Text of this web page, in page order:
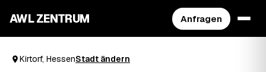
AWL ZENTRUM Anfragen
Kirtorf, HessenStadt ändern